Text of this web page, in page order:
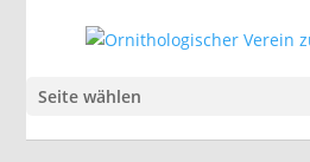
Seite wählen